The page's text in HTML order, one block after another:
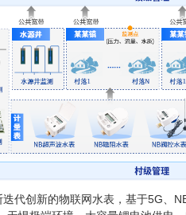
代创新的物联网水表，基于5G